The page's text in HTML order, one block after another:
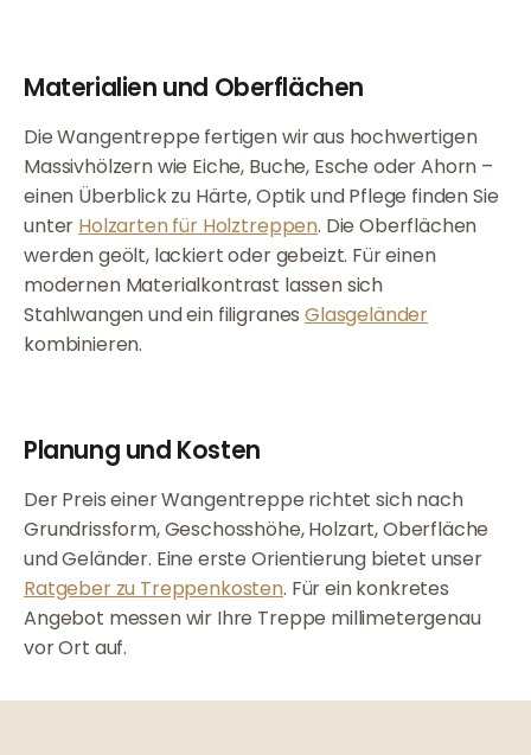
Materialien und Oberflächen
Die Wangentreppe fertigen wir aus hochwertigen
Massivhölzern wie Eiche, Buche, Esche oder Ahorn –
einen Überblick zu Härte, Optik und Pflege finden Sie
unter Holzarten für Holztreppen. Die Oberflächen
werden geölt, lackiert oder gebeizt. Für einen
modernen Materialkontrast lassen sich
Stahlwangen und ein filigranesGlasgeländer
kombinieren.
Planung und Kosten
Der Preis einer Wangentreppe richtet sich nach
Grundrissform, Geschosshöhe, Holzart, Oberfläche
und Geländer. Eine erste Orientierung bietet unser
Ratgeber zu Treppenkosten. Für ein konkretes
Angebot messen wir Ihre Treppe millimetergenau
vor Ort auf.